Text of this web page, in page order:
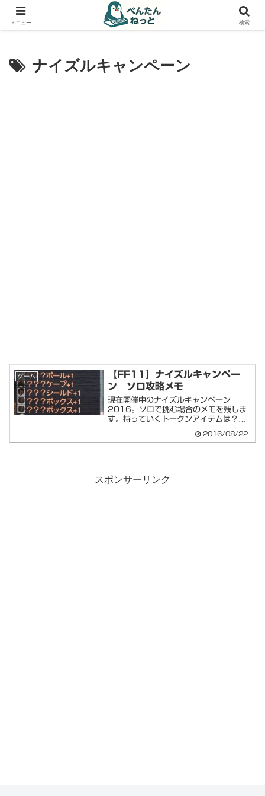
PCやガジェットの備忘録
ナイズルキャンペーン
ゲーム
【FF11】ナイズルキャンペー
ン ソロ攻略メモ
現在開催中のナイズルキャンペーン
2016。ソロで挑む場合のメモを残しま
す。持っていくトークンアイテムは？薬
2016/08/22
スポンサーリンク
メニュー 検索